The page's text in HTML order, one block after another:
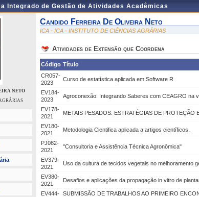
Integrado de Gestão de Atividades Acadêmicas
NETO
Candido Ferreira De Oliveira Neto
ICA - ICA - INSTITUTO DE CIÊNCIAS AGRÁRIAS
Atividades de Extensão que Coordena
Código Título
CR057-
2023
Curso de estatística aplicada em Software R
EV184-
2023
Agroconexão: Integrando Saberes com CEAGRO na
EV178-
2021
METAIS PESADOS: ESTRATÉGIAS DE PROTEÇÃO
EV180-
2021
Metodologia Cientifica aplicada a artigos científicos.
PJ082-
2021
"Consultoria e Assistência Técnica Agronômica"
EV379-
2021
Uso da cultura de tecidos vegetais no melhoramento
EV380-
2021
Desafios e aplicações da propagação in vitro de
EV444- SUBMISSÃO DE TRABALHOS AO PRIMEIRO